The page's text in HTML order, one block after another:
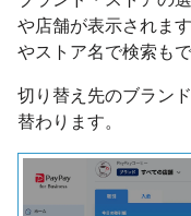
や店舗が表示されま
やストア名で検索もで
切り替え先のブラン
替わります。